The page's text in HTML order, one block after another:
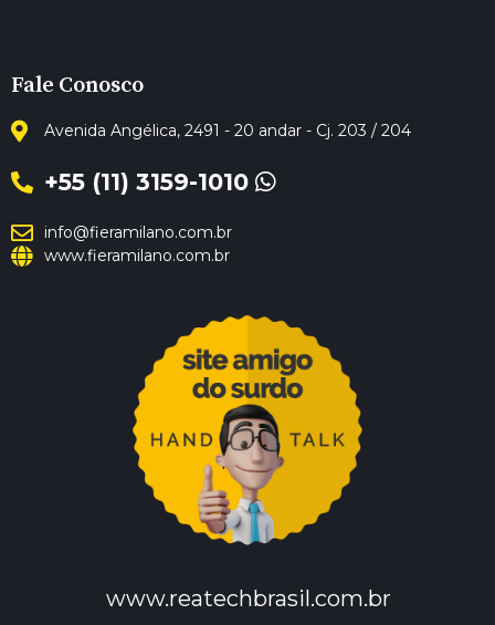
Fale Conosco
Avenida Angélica, 2491 - 20 andar - Cj. 203 / 204
+55 (11) 3159-1010
info@fieramilano.com.br
www.fieramilano.com.br
www.reatechbrasil.com.br